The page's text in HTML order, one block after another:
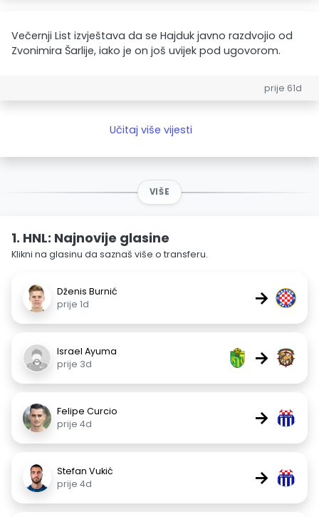
Večernji List izvještava da se Hajduk javno razdvojio od
Zvonimira Šarlije, iako je on još uvijek pod ugovorom.
prije 61d
Učitaj više vijesti
VIŠE
1. HNL: Najnovije glasine
Klikni na glasinu da saznaš više o transferu.
Dženis Burnić
prije 1d
→
Israel Ayuma
prije 3d
→
Felipe Curcio
prije 4d
→
Stefan Vukić
prije 4d
→